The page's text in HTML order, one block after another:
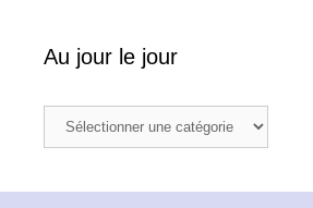
Au jour le jour
jour